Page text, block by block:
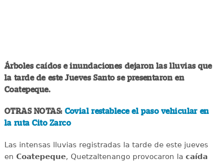
Árboles caídos e inundaciones dejaron las lluvias que
la tarde de este Jueves Santo se presentaron en
Coatepeque.
OTRAS NOTAS: Covial restablece el paso vehicular en
la ruta Cito Zarco
Las intensas lluvias registradas la tarde de este jueves
en Coatepeque, Quetzaltenango provocaron la caída